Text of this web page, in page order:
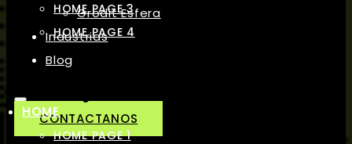
Grodit Esfera
Industrias
Blog
CONTACTANOS
HOME PAGE 3
HOME PAGE 4
HOME
HOME PAGE 1